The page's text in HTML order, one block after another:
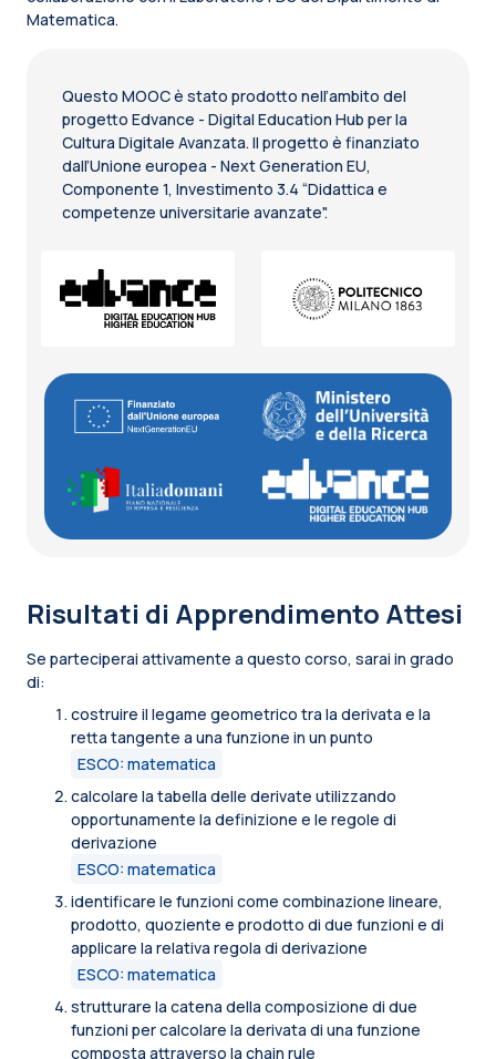
Matematica.
Questo MOOC è stato prodotto nell’ambito del
progetto Edvance - Digital Education Hub per la
Cultura Digitale Avanzata. Il progetto è finanziato
dall’Unione europea - Next Generation EU,
Componente 1, Investimento 3.4 “Didattica e
competenze universitarie avanzate".
Risultati di Apprendimento Attesi
Se parteciperai attivamente a questo corso, sarai in grado
di:
costruire il legame geometrico tra la derivata e la
retta tangente a una funzione in un punto
ESCO: matematica
calcolare la tabella delle derivate utilizzando
opportunamente la definizione e le regole di
derivazione
ESCO: matematica
identificare le funzioni come combinazione lineare,
prodotto, quoziente e prodotto di due funzioni e di
applicare la relativa regola di derivazione
ESCO: matematica
strutturare la catena della composizione di due
funzioni per calcolare la derivata di una funzione
composta attraverso la chain rule